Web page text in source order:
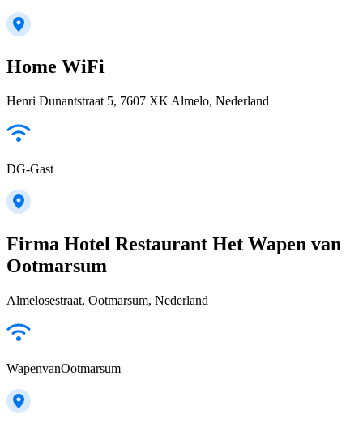
Home WiFi
Henri Dunantstraat 5, 7607 XK Almelo, Nederland
DG-Gast
Firma Hotel Restaurant Het Wapen van
Ootmarsum
Almelosestraat, Ootmarsum, Nederland
WapenvanOotmarsum